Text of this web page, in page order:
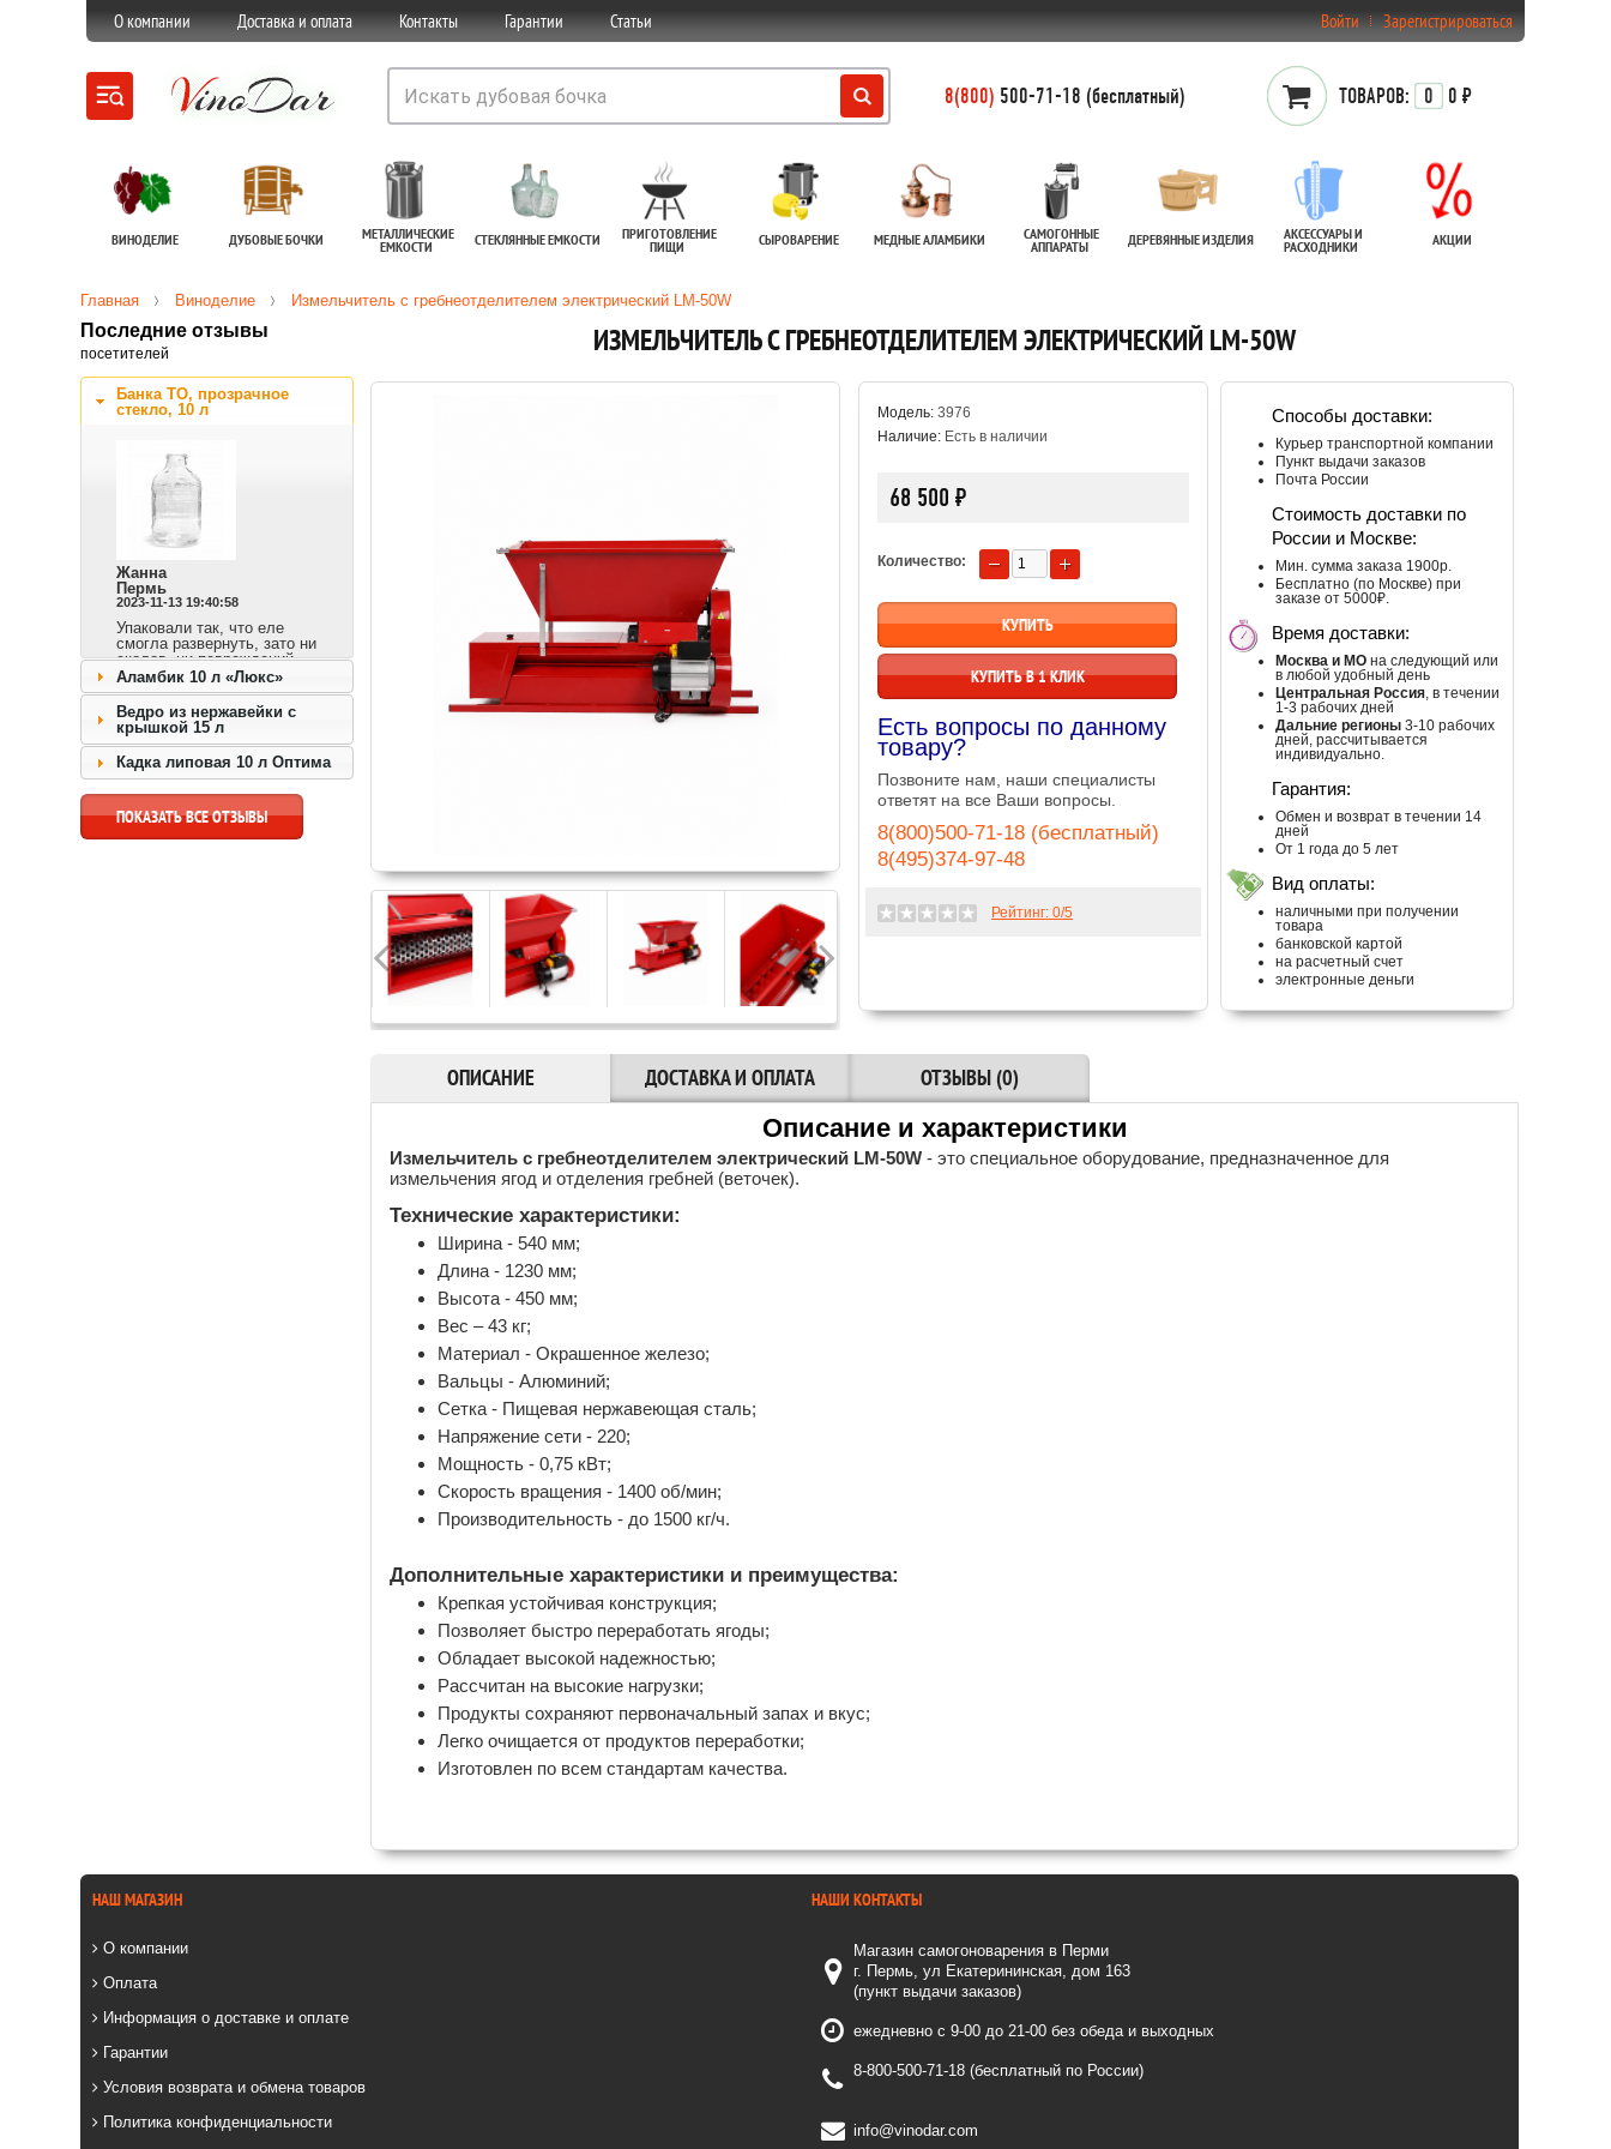
О компании Доставка и оплата Контакты Гарантии Статьи Войти Зарегистрироваться
8(800) 500-71-18 (бесплатный) ТОВАРОВ: 0 0 ₽
ВИНОДЕЛИЕ ДУБОВЫЕ БОЧКИ МЕТАЛЛИЧЕСКИЕ
ЕМКОСТИ СТЕКЛЯННЫЕ ЕМКОСТИ ПРИГОТОВЛЕНИЕ
ПИЩИ СЫРОВАРЕНИЕ МЕДНЫЕ АЛАМБИКИ САМОГОННЫЕ
АППАРАТЫ ДЕРЕВЯННЫЕ ИЗДЕЛИЯ АКСЕССУАРЫ И
РАСХОДНИКИ АКЦИИ
Главная Виноделие Измельчитель с гребнеотделителем электрический LM-50W
Последние отзывы
посетителей
Банка ТО, прозрачное
стекло, 10 л
Жанна
Пермь
2023-11-13 19:40:58
Упаковали так, что еле
смогла развернуть, зато ни
сколов, ни повреждений.
Сразу видно,
ответственный продавец и
доставка быстрая.
перейти к товару >>
Аламбик 10 л «Люкс»
Ведро из нержавейки с
крышкой 15 л
Кадка липовая 10 л Оптима
ПОКАЗАТЬ ВСЕ ОТЗЫВЫ
ИЗМЕЛЬЧИТЕЛЬ С ГРЕБНЕОТДЕЛИТЕЛЕМ ЭЛЕКТРИЧЕСКИЙ LM-50W
Модель: 3976
Наличие: Есть в наличии
68 500 ₽
Количество:
КУПИТЬ В 1 КЛИК
Есть вопросы по данному
товару?
Позвоните нам, наши специалисты
ответят на все Ваши вопросы.
8(800)500-71-18 (бесплатный)
8(495)374-97-48
Рейтинг: 0/5
Способы доставки:
Курьер транспортной компании
Пункт выдачи заказов
Почта России
Стоимость доставки по
России и Москве:
Мин. сумма заказа 1900р.
Бесплатно (по Москве) при
заказе от 5000₽.
Время доставки:
Москва и МО на следующий или
в любой удобный день
Центральная Россия, в течении
1-3 рабочих дней
Дальние регионы 3-10 рабочих
дней, рассчитывается
индивидуально.
Гарантия:
Обмен и возврат в течении 14
дней
От 1 года до 5 лет
Вид оплаты:
наличными при получении
товара
банковской картой
на расчетный счет
электронные деньги
ОПИСАНИЕ ДОСТАВКА И ОПЛАТА ОТЗЫВЫ (0)
Описание и характеристики
Измельчитель с гребнеотделителем электрический LM-50W - это специальное оборудование, предназначенное для
измельчения ягод и отделения гребней (веточек).
Технические характеристики:
Ширина - 540 мм;
Длина - 1230 мм;
Высота - 450 мм;
Вес – 43 кг;
Материал - Окрашенное железо;
Вальцы - Алюминий;
Сетка - Пищевая нержавеющая сталь;
Напряжение сети - 220;
Мощность - 0,75 кВт;
Скорость вращения - 1400 об/мин;
Производительность - до 1500 кг/ч.
Дополнительные характеристики и преимущества:
Крепкая устойчивая конструкция;
Позволяет быстро переработать ягоды;
Обладает высокой надежностью;
Рассчитан на высокие нагрузки;
Продукты сохраняют первоначальный запах и вкус;
Легко очищается от продуктов переработки;
Изготовлен по всем стандартам качества.
НАШ МАГАЗИН
О компании
Оплата
Информация о доставке и оплате
Гарантии
Условия возврата и обмена товаров
Политика конфиденциальности
НАШИ КОНТАКТЫ
Магазин самогоноварения в Перми
г. Пермь, ул Екатерининская, дом 163
(пункт выдачи заказов)
ежедневно с 9-00 до 21-00 без обеда и выходных
8-800-500-71-18 (бесплатный по России)
info@vinodar.com